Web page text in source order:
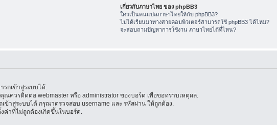
เกี่ยวกับภาษาไทย ของ phpBB3
ใครเป็นคนแปลภาษาไทยให้กับ phpBB3?
ไม่ได้เรียนมาทางสายคอมพิวเตอร์สามารถใช้ phpBB3 ได้ไหม?
จะสอบถามปัญหาการใช้งาน ภาษาไทยได้ที่ไหน?
ถเข้าสู่ระบบได้.
วรติดต่อ webmaster หรือ administrator ของบอร์ด เพื่อขอทราบเหตุผล.
าสู่ระบบได้ กรุณาตรวจสอบ username และ รหัสผ่าน ให้ถูกต้อง.
ค่าที่ไม่ถูกต้องเกิดขึ้นในบอร์ด.